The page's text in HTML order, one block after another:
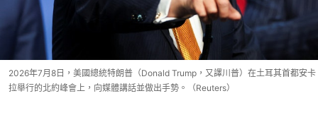
2026年7月8日，美國總統特朗普（Donald Trump，又譯川普）在土耳其首都安卡
拉舉行的北約峰會上，向媒體講話並做出手勢。（Reuters）